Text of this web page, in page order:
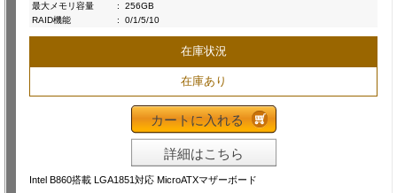
最大メモリ容量
:
256GB
RAID機能
: 0/1/5/10
在庫状況
在庫あり
カートに入れる
詳細はこちら
Intel B860搭載 LGA1851対応 MicroATXマザーボード